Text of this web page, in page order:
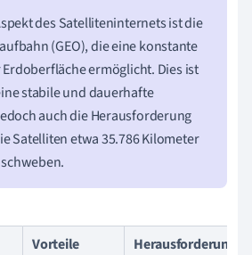
des Satelliteninternets ist die
(GEO), die eine konstante
ermöglicht. Dies ist
stabile und dauerhafte
auch die Herausforderung
Satelliten etwa 35.786 Kilometer
Vorteile Herausforderungen